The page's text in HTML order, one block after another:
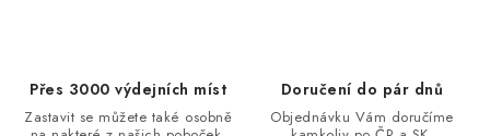
Přes 3000 výdejních míst
Zastavit se můžete také osobně
Doručení do pár dnů
Objednávku Vám doručíme